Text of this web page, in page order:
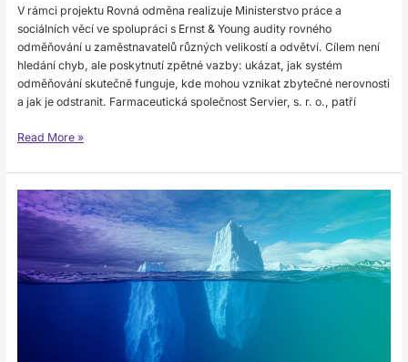
V rámci projektu Rovná odměna realizuje Ministerstvo práce a
sociálních věcí ve spolupráci s Ernst & Young audity rovného
odměňování u zaměstnavatelů různých velikostí a odvětví. Cílem není
hledání chyb, ale poskytnutí zpětné vazby: ukázat, jak systém
odměňování skutečně funguje, kde mohou vznikat zbytečné nerovnosti
a jak je odstranit. Farmaceutická společnost Servier, s. r. o., patří
Read More »
Jak
vypadá
odměňování
v českých
firmách?
Máme